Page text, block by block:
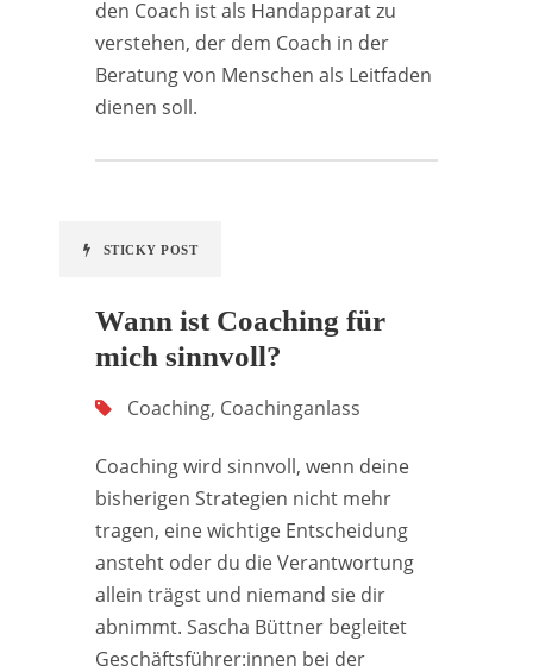
den Coach ist als Handapparat zu
verstehen, der dem Coach in der
Beratung von Menschen als Leitfaden
dienen soll.
STICKY POST
Wann ist Coaching für
mich sinnvoll?
Coaching, Coachinganlass
Coaching wird sinnvoll, wenn deine
bisherigen Strategien nicht mehr
tragen, eine wichtige Entscheidung
ansteht oder du die Verantwortung
allein trägst und niemand sie dir
abnimmt. Sascha Büttner begleitet
Geschäftsführer:innen bei der